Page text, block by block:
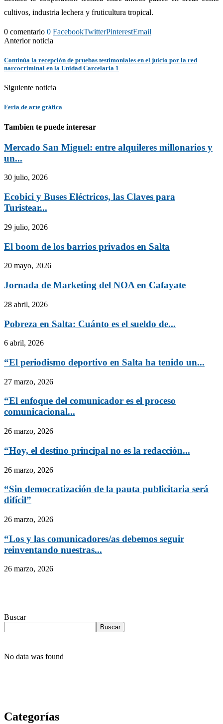
cultivos, industria lechera y fruticultura tropical.
0 comentario 0 FacebookTwitterPinterestEmail
Anterior noticia
Continúa la recepción de pruebas testimoniales en el juicio por la red
narcocriminal en la Unidad Carcelaria 1
Siguiente noticia
Feria de arte gráfica
Tambien te puede interesar
Mercado San Miguel: entre alquileres millonarios y
un...
30 julio, 2026
Ecobici y Buses Eléctricos, las Claves para
Turistear...
29 julio, 2026
El boom de los barrios privados en Salta
20 mayo, 2026
Jornada de Marketing del NOA en Cafayate
28 abril, 2026
Pobreza en Salta: Cuánto es el sueldo de...
6 abril, 2026
“El periodismo deportivo en Salta ha tenido un...
27 marzo, 2026
“El enfoque del comunicador es el proceso
comunicacional...
26 marzo, 2026
“Hoy, el destino principal no es la redacción...
26 marzo, 2026
“Sin democratización de la pauta publicitaria será
difícil”
26 marzo, 2026
“Los y las comunicadores/as debemos seguir
reinventando nuestras...
26 marzo, 2026
Buscar
Buscar
No data was found
Categorías